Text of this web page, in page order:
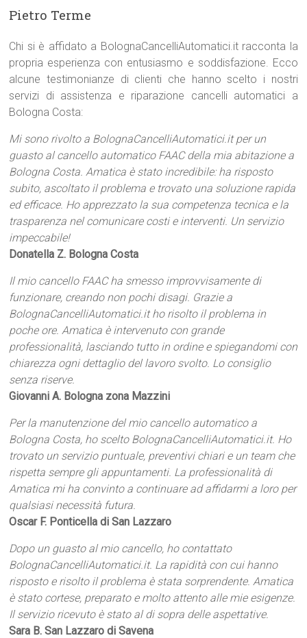
Pietro Terme
Chi si è affidato a BolognaCancelliAutomatici.it racconta la
propria esperienza con entusiasmo e soddisfazione. Ecco
alcune testimonianze di clienti che hanno scelto i nostri
servizi di assistenza e riparazione cancelli automatici a
Bologna Costa:
Mi sono rivolto a BolognaCancelliAutomatici.it per un
guasto al cancello automatico FAAC della mia abitazione a
Bologna Costa. Amatica è stato incredibile: ha risposto
subito, ascoltato il problema e trovato una soluzione rapida
ed efficace. Ho apprezzato la sua competenza tecnica e la
trasparenza nel comunicare costi e interventi. Un servizio
impeccabile!
Donatella Z. Bologna Costa
Il mio cancello FAAC ha smesso improvvisamente di
funzionare, creando non pochi disagi. Grazie a
BolognaCancelliAutomatici.it ho risolto il problema in
poche ore. Amatica è intervenuto con grande
professionalità, lasciando tutto in ordine e spiegandomi con
chiarezza ogni dettaglio del lavoro svolto. Lo consiglio
senza riserve.
Giovanni A. Bologna zona Mazzini
Per la manutenzione del mio cancello automatico a
Bologna Costa, ho scelto BolognaCancelliAutomatici.it. Ho
trovato un servizio puntuale, preventivi chiari e un team che
rispetta sempre gli appuntamenti. La professionalità di
Amatica mi ha convinto a continuare ad affidarmi a loro per
qualsiasi necessità futura.
Oscar F. Ponticella di San Lazzaro
Dopo un guasto al mio cancello, ho contattato
BolognaCancelliAutomatici.it. La rapidità con cui hanno
risposto e risolto il problema è stata sorprendente. Amatica
è stato cortese, preparato e molto attento alle mie esigenze.
Il servizio ricevuto è stato al di sopra delle aspettative.
Sara B. San Lazzaro di Savena